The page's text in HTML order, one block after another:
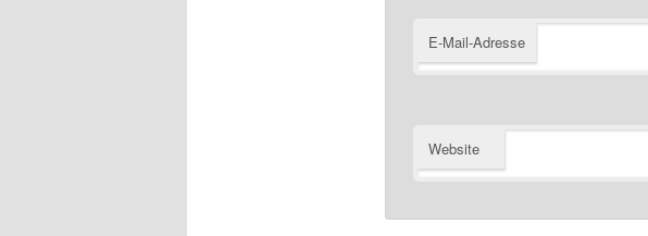
E-Mail-Adresse
Website